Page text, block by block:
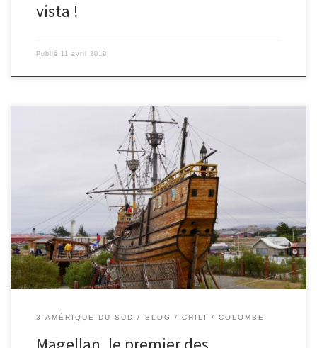
vista !
Publié 11 avril 2019
13/03/2019 – Colombe. Magellan est un des grands explorateurs
du monde. À l’époque de la Renaissance, alors que beaucoup
pensaient encore que la terre était plate, il est parti en bateau
vers l’ouest dans l’objectif de rejoindre les îles Moluques. Ces îles
d’Indonésie étaient connues des explorateurs pour leurs épices.
[…]
3-AMÉRIQUE DU SUD BLOG CHILI COLOMBE
Magellan, le premier des